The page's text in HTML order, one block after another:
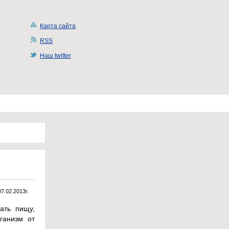
Карта сайта
RSS
Наш twitter
пищу,
от